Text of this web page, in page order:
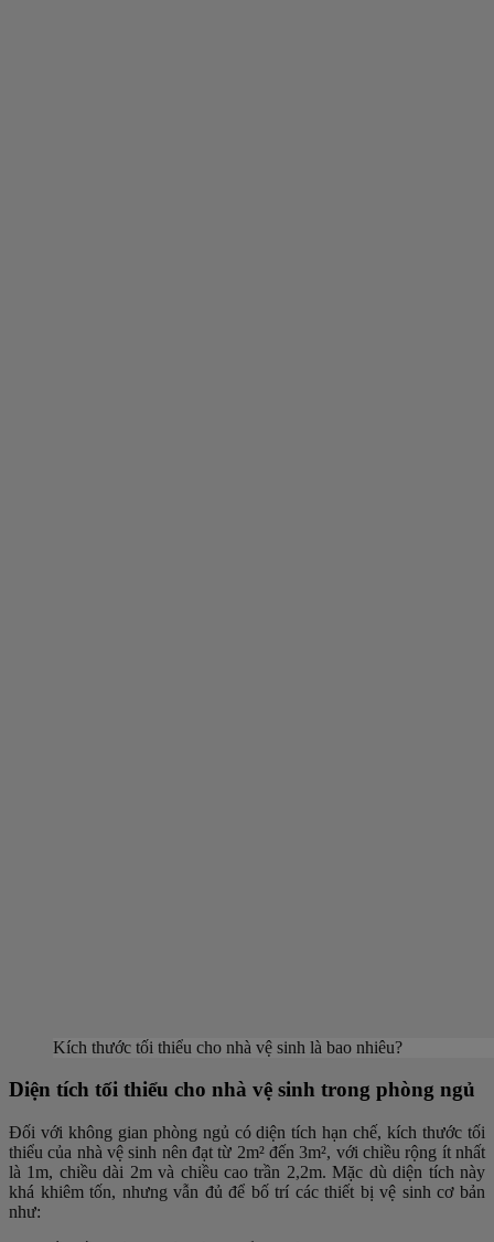
Kích thước tối thiểu cho nhà vệ sinh là bao nhiêu?
Diện tích tối thiểu cho nhà vệ sinh trong phòng ngủ
Đối với không gian phòng ngủ có diện tích hạn chế, kích thước tối
thiểu của nhà vệ sinh nên đạt từ 2m² đến 3m², với chiều rộng ít nhất
là 1m, chiều dài 2m và chiều cao trần 2,2m. Mặc dù diện tích này
khá khiêm tốn, nhưng vẫn đủ để bố trí các thiết bị vệ sinh cơ bản
như: